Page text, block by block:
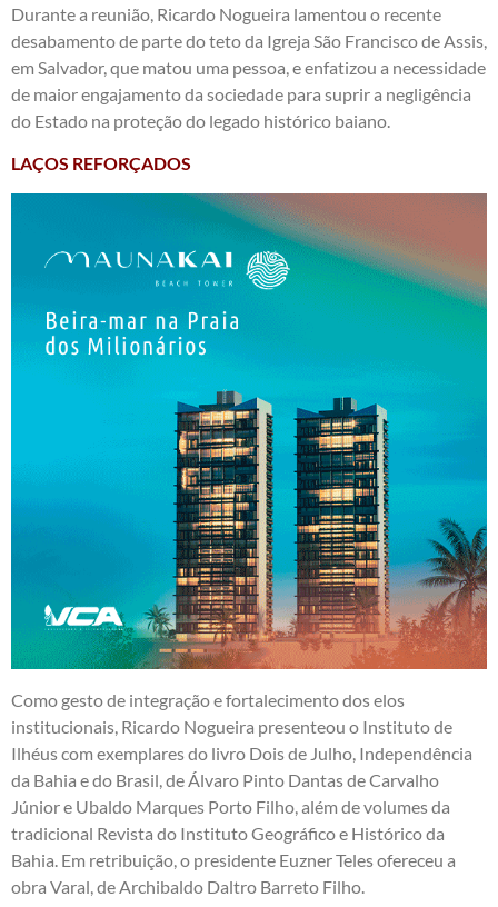
Durante a reunião, Ricardo Nogueira lamentou o recente
desabamento de parte do teto da Igreja São Francisco de Assis,
em Salvador, que matou uma pessoa, e enfatizou a necessidade
de maior engajamento da sociedade para suprir a negligência
do Estado na proteção do legado histórico baiano.
LAÇOS REFORÇADOS
Como gesto de integração e fortalecimento dos elos
institucionais, Ricardo Nogueira presenteou o Instituto de
Ilhéus com exemplares do livro Dois de Julho, Independência
da Bahia e do Brasil, de Álvaro Pinto Dantas de Carvalho
Júnior e Ubaldo Marques Porto Filho, além de volumes da
tradicional Revista do Instituto Geográfico e Histórico da
Bahia. Em retribuição, o presidente Euzner Teles ofereceu a
obra Varal, de Archibaldo Daltro Barreto Filho.